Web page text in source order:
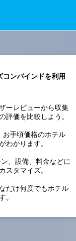
ンバインド​を利用
ーレビューから収集
評価を比較しよう。
お手頃価格のホテル
わかります。
、設備、料金などに
スタマイズ。
だけ何度でもホテル
。